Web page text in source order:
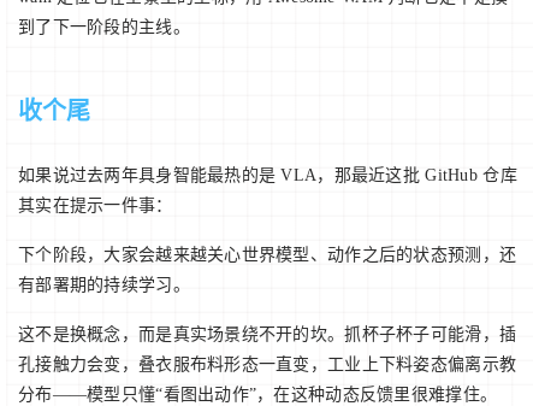
到了下一阶段的主线。
收个尾
如果说过去两年具身智能最热的是 VLA，那最近这批 GitHub 仓库
其实在提示一件事：
下个阶段，大家会越来越关心世界模型、动作之后的状态预测，还
有部署期的持续学习。
这不是换概念，而是真实场景绕不开的坎。抓杯子杯子可能滑，插
孔接触力会变，叠衣服布料形态一直变，工业上下料姿态偏离示教
分布——模型只懂“看图出动作”，在这种动态反馈里很难撑住。